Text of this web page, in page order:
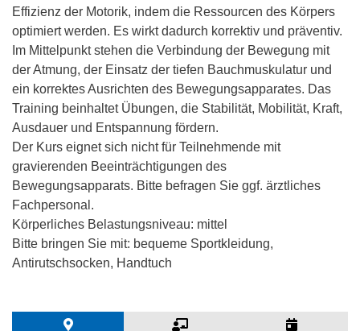
Effizienz der Motorik, indem die Ressourcen des Körpers
optimiert werden. Es wirkt dadurch korrektiv und präventiv.
Im Mittelpunkt stehen die Verbindung der Bewegung mit
der Atmung, der Einsatz der tiefen Bauchmuskulatur und
ein korrektes Ausrichten des Bewegungsapparates. Das
Training beinhaltet Übungen, die Stabilität, Mobilität, Kraft,
Ausdauer und Entspannung fördern.
Der Kurs eignet sich nicht für Teilnehmende mit
gravierenden Beeinträchtigungen des
Bewegungsapparats. Bitte befragen Sie ggf. ärztliches
Fachpersonal.
Körperliches Belastungsniveau: mittel
Bitte bringen Sie mit: bequeme Sportkleidung,
Antirutschsocken, Handtuch